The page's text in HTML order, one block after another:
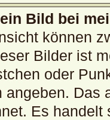
Bild bei
können
Bilder ist
oder
angeben. Das
Es